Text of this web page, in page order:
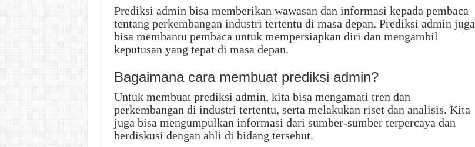
Prediksi admin bisa memberikan wawasan dan informasi kepada pembaca
tentang perkembangan industri tertentu di masa depan. Prediksi admin juga
bisa membantu pembaca untuk mempersiapkan diri dan mengambil
keputusan yang tepat di masa depan.
Bagaimana cara membuat prediksi admin?
Untuk membuat prediksi admin, kita bisa mengamati tren dan
perkembangan di industri tertentu, serta melakukan riset dan analisis. Kita
juga bisa mengumpulkan informasi dari sumber-sumber terpercaya dan
berdiskusi dengan ahli di bidang tersebut.